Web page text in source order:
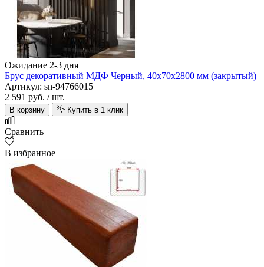
Ожидание 2-3 дня
Брус декоративный МДФ Черный, 40х70х2800 мм (закрытый)
Артикул: sn-94766015
2 591 руб. / шт.
В корзину Купить в 1 клик
Сравнить
В избранное